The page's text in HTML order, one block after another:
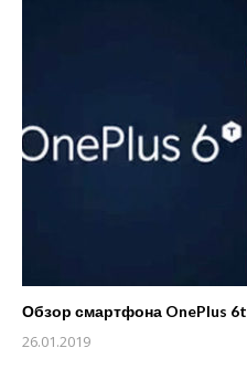
Обзор смартфона OnePlus 6t
26.01.2019